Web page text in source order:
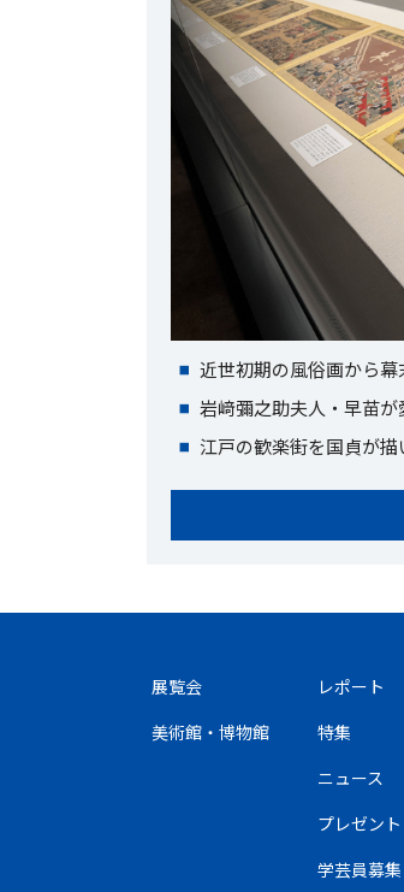
近世初期の風俗画から
岩﨑彌之助夫人・早苗
江戸の歓楽街を国貞が
展覧会
美術館・博物館
レポート
特集
ニュース
プレゼント
学芸員募集